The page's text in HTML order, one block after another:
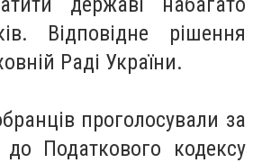
Відповідне рішення
Раді України.
проголосували за
Податкового кодексу